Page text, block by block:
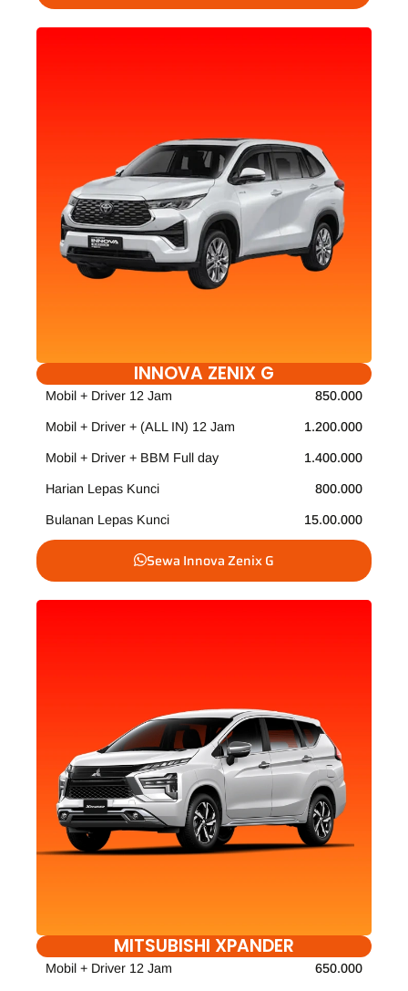
INNOVA ZENIX G
Mobil + Driver 12 Jam 850.000
Mobil + Driver + (ALL IN) 12 Jam 1.200.000
Mobil + Driver + BBM Full day 1.400.000
Harian Lepas Kunci 800.000
Bulanan Lepas Kunci 15.00.000
Sewa Innova Zenix G
MITSUBISHI XPANDER
Mobil + Driver 12 Jam 650.000